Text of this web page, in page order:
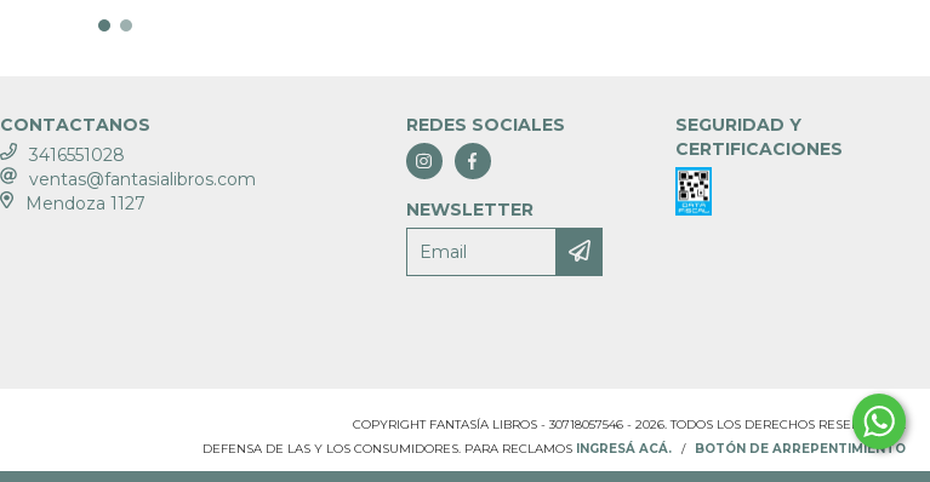
CONTACTANOS
3416551028
ventas@fantasialibros.com
Mendoza 1127
REDES SOCIALES
NEWSLETTER
SEGURIDAD Y
CERTIFICACIONES
COPYRIGHT FANTASÍA LIBROS - 30718057546 - 2026. TODOS LOS DERECHOS RESERVADOS.
DEFENSA DE LAS Y LOS CONSUMIDORES. PARA RECLAMOS
INGRESÁ ACÁ. / BOTÓN DE ARREPENTIMIENTO